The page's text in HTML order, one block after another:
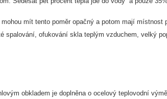
mohou mít tento poměr opačný a potom mají
spalování, ofukování skla teplým vzduchem, velký
obkladem je doplněna o ocelový teplovodní